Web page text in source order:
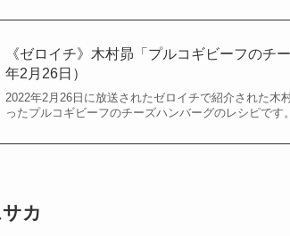
《ゼロイチ》木村昴「プルコギビーフのチ
年2月26日）
2022年2月26日に放送されたゼロイチで紹介された木
ったプルコギビーフのチーズハンバーグのレシピです
カ